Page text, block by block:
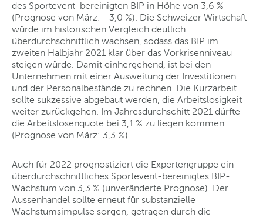
des Sportevent-bereinigten BIP in Höhe von 3,6 %
(Prognose von März: +3,0 %). Die Schweizer Wirtschaft
würde im historischen Vergleich deutlich
überdurchschnittlich wachsen, sodass das BIP im
zweiten Halbjahr 2021 klar über das Vorkrisenniveau
steigen würde. Damit einhergehend, ist bei den
Unternehmen mit einer Ausweitung der Investitionen
und der Personalbestände zu rechnen. Die Kurzarbeit
sollte sukzessive abgebaut werden, die Arbeitslosigkeit
weiter zurückgehen. Im Jahresdurchschitt 2021 dürfte
die Arbeitslosenquote bei 3,1 % zu liegen kommen
(Prognose von März: 3,3 %).
Auch für 2022 prognostiziert die Expertengruppe ein
überdurchschnittliches Sportevent-bereinigtes BIP-
Wachstum von 3,3 % (unveränderte Prognose). Der
Aussenhandel sollte erneut für substanzielle
Wachstumsimpulse sorgen, getragen durch die